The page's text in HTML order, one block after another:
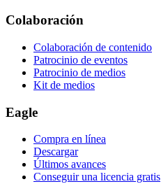
Colaboración
Colaboración de contenido
Patrocinio de eventos
Patrocinio de medios
Kit de medios
Eagle
Compra en línea
Descargar
Últimos avances
Conseguir una licencia gratis